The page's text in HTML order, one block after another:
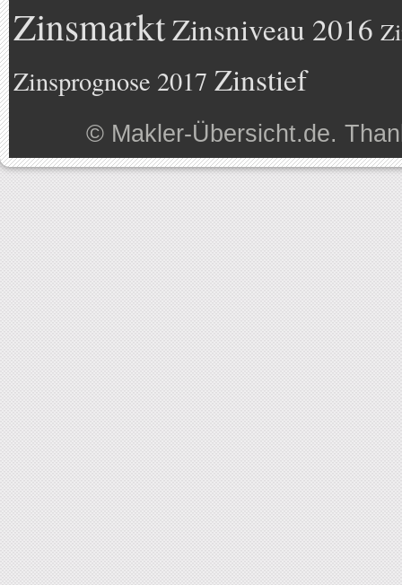
ZinsmarktZinsniveau 2016
Zinsprognose 2017 Zinstief
© Makler-Übersicht.de.